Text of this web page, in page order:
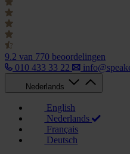
9.2 van 770 beoordelingen
010 433 33 22
Nederlands
English
Nederlands
Français
Deutsch